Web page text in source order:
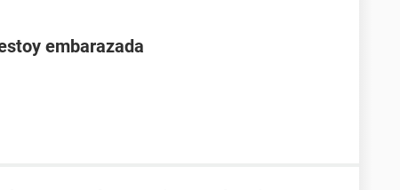
embarazada